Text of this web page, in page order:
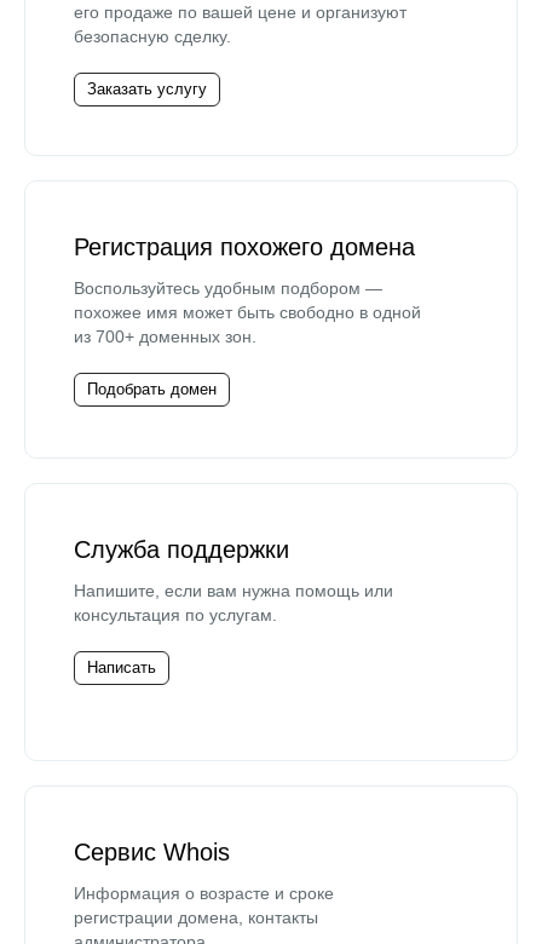
его продаже по вашей цене и организуют
безопасную сделку.
Заказать услугу
Регистрация похожего домена
Воспользуйтесь удобным подбором —
похожее имя может быть свободно в одной
из 700+ доменных зон.
Подобрать домен
Служба поддержки
Напишите, если вам нужна помощь или
консультация по услугам.
Написать
Сервис Whois
Информация о возрасте и сроке
регистрации домена, контакты